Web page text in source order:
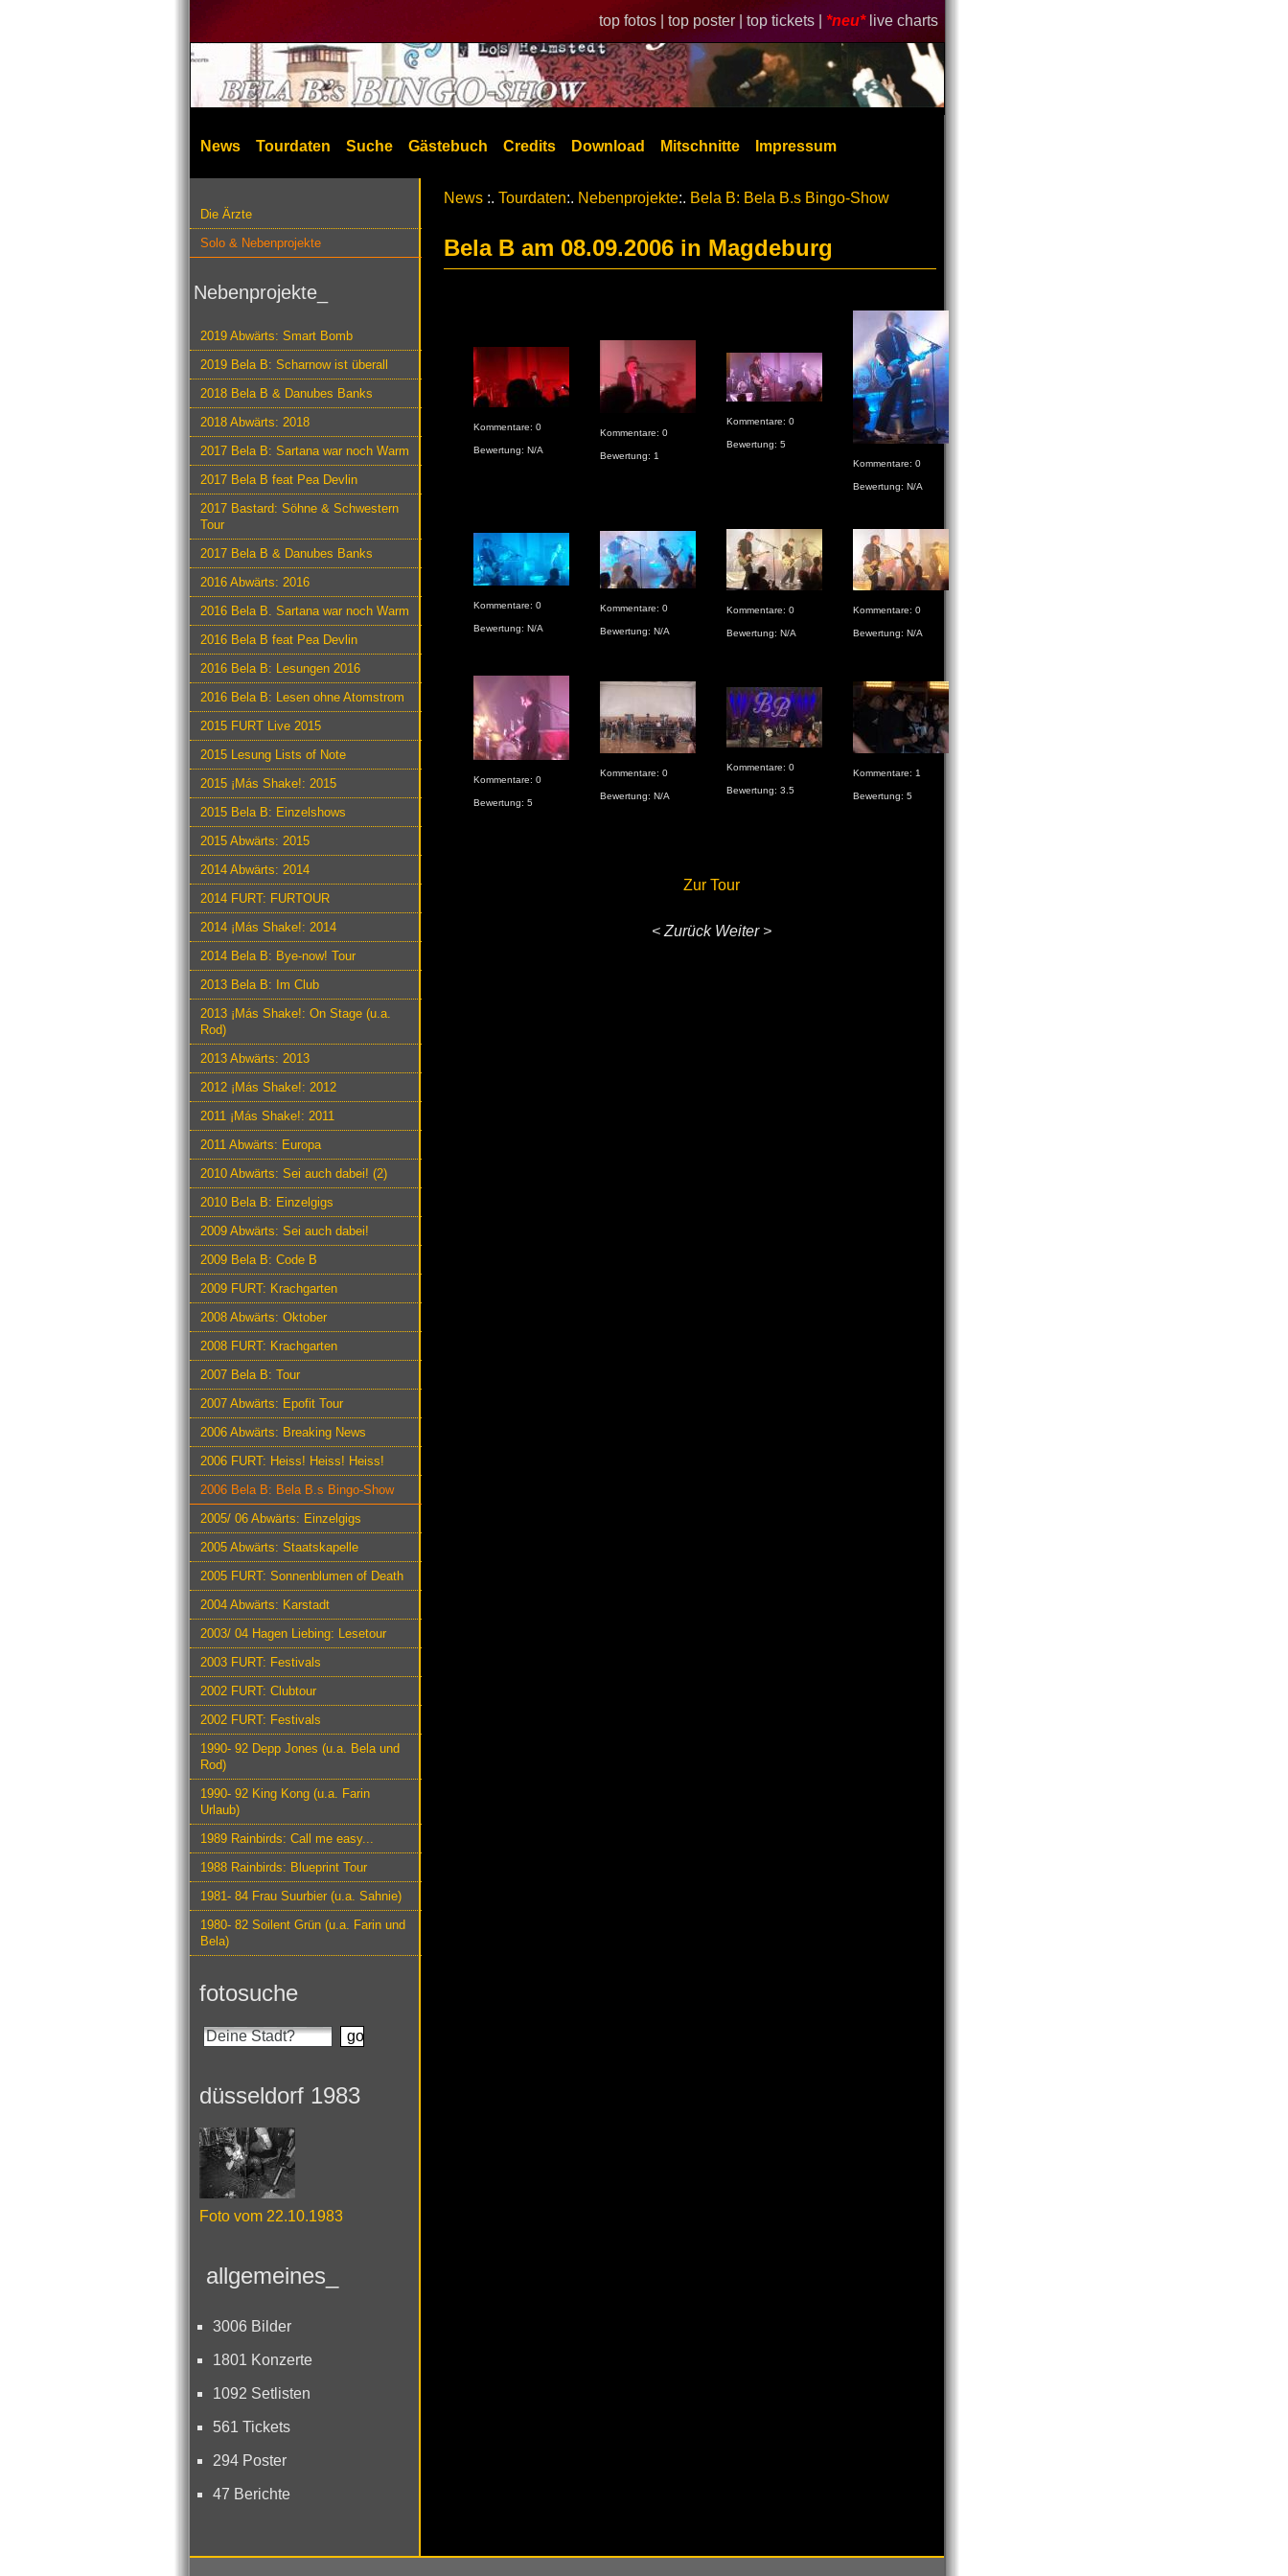
top fotos | top poster | top tickets | *neu* live charts
News Tourdaten Suche Gästebuch Credits Download Mitschnitte Impressum
Die Ärzte
Solo & Nebenprojekte
Nebenprojekte_
2019 Abwärts: Smart Bomb
2019 Bela B: Scharnow ist überall
2018 Bela B & Danubes Banks
2018 Abwärts: 2018
2017 Bela B: Sartana war noch Warm
2017 Bela B feat Pea Devlin
2017 Bastard: Söhne & Schwestern
Tour
2017 Bela B & Danubes Banks
2016 Abwärts: 2016
2016 Bela B. Sartana war noch Warm
2016 Bela B feat Pea Devlin
2016 Bela B: Lesungen 2016
2016 Bela B: Lesen ohne Atomstrom
2015 FURT Live 2015
2015 Lesung Lists of Note
2015 ¡Más Shake!: 2015
2015 Bela B: Einzelshows
2015 Abwärts: 2015
2014 Abwärts: 2014
2014 FURT: FURTOUR
2014 ¡Más Shake!: 2014
2014 Bela B: Bye-now! Tour
2013 Bela B: Im Club
2013 ¡Más Shake!: On Stage (u.a.
Rod)
2013 Abwärts: 2013
2012 ¡Más Shake!: 2012
2011 ¡Más Shake!: 2011
2011 Abwärts: Europa
2010 Abwärts: Sei auch dabei! (2)
2010 Bela B: Einzelgigs
2009 Abwärts: Sei auch dabei!
2009 Bela B: Code B
2009 FURT: Krachgarten
2008 Abwärts: Oktober
2008 FURT: Krachgarten
2007 Bela B: Tour
2007 Abwärts: Epofit Tour
2006 Abwärts: Breaking News
2006 FURT: Heiss! Heiss! Heiss!
2006 Bela B: Bela B.s Bingo-Show
2005/ 06 Abwärts: Einzelgigs
2005 Abwärts: Staatskapelle
2005 FURT: Sonnenblumen of Death
2004 Abwärts: Karstadt
2003/ 04 Hagen Liebing: Lesetour
2003 FURT: Festivals
2002 FURT: Clubtour
2002 FURT: Festivals
1990- 92 Depp Jones (u.a. Bela und
Rod)
1990- 92 King Kong (u.a. Farin
Urlaub)
1989 Rainbirds: Call me easy...
1988 Rainbirds: Blueprint Tour
1981- 84 Frau Suurbier (u.a. Sahnie)
1980- 82 Soilent Grün (u.a. Farin und
Bela)
fotosuche
düsseldorf 1983
Foto vom 22.10.1983
allgemeines_
3006 Bilder
1801 Konzerte
1092 Setlisten
561 Tickets
294 Poster
47 Berichte
News :. Tourdaten:. Nebenprojekte:. Bela B: Bela B.s Bingo-Show
Bela B am 08.09.2006 in Magdeburg
Kommentare: 0
Bewertung: N/A
Kommentare: 0
Bewertung: 1
Kommentare: 0
Bewertung: 5
Kommentare: 0
Bewertung: N/A
Kommentare: 0
Bewertung: N/A
Kommentare: 0
Bewertung: N/A
Kommentare: 0
Bewertung: N/A
Kommentare: 0
Bewertung: N/A
Kommentare: 0
Bewertung: 5
Kommentare: 0
Bewertung: N/A
Kommentare: 0
Bewertung: 3.5
Kommentare: 1
Bewertung: 5
Zur Tour
< Zurück Weiter >